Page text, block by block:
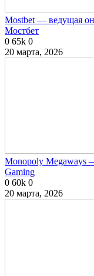
Mostbet — ведущая
Мостбет
0 65k 0
20 марта, 2026
Monopoly Megaways
Gaming
0 60k 0
20 марта, 2026